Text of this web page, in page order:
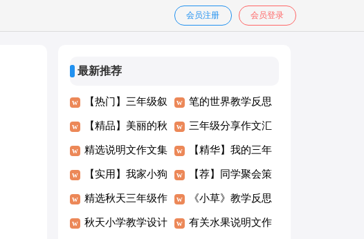
会员登录
会员注册
最新推荐
【热门】三年级叙
事作文八篇
笔的世界教学反思
【精品】美丽的秋
天三年级作文汇编
八篇
三年级分享作文汇
总六篇
精选说明文作文集
合7篇
【精华】我的三年
级作文汇编九篇
【实用】我家小狗
三年级作文合集10
篇
【荐】同学聚会策
划方案
精选秋天三年级作
文合集八篇
《小草》教学反思
秋天小学教学设计 有关水果说明文作